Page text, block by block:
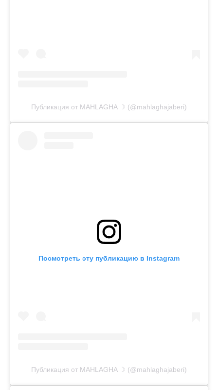
Публикация от MAHLAGHA ☽ (@mahlaghajaberi)
Посмотреть эту публикацию в Instagram
Публикация от MAHLAGHA ☽ (@mahlaghajaberi)